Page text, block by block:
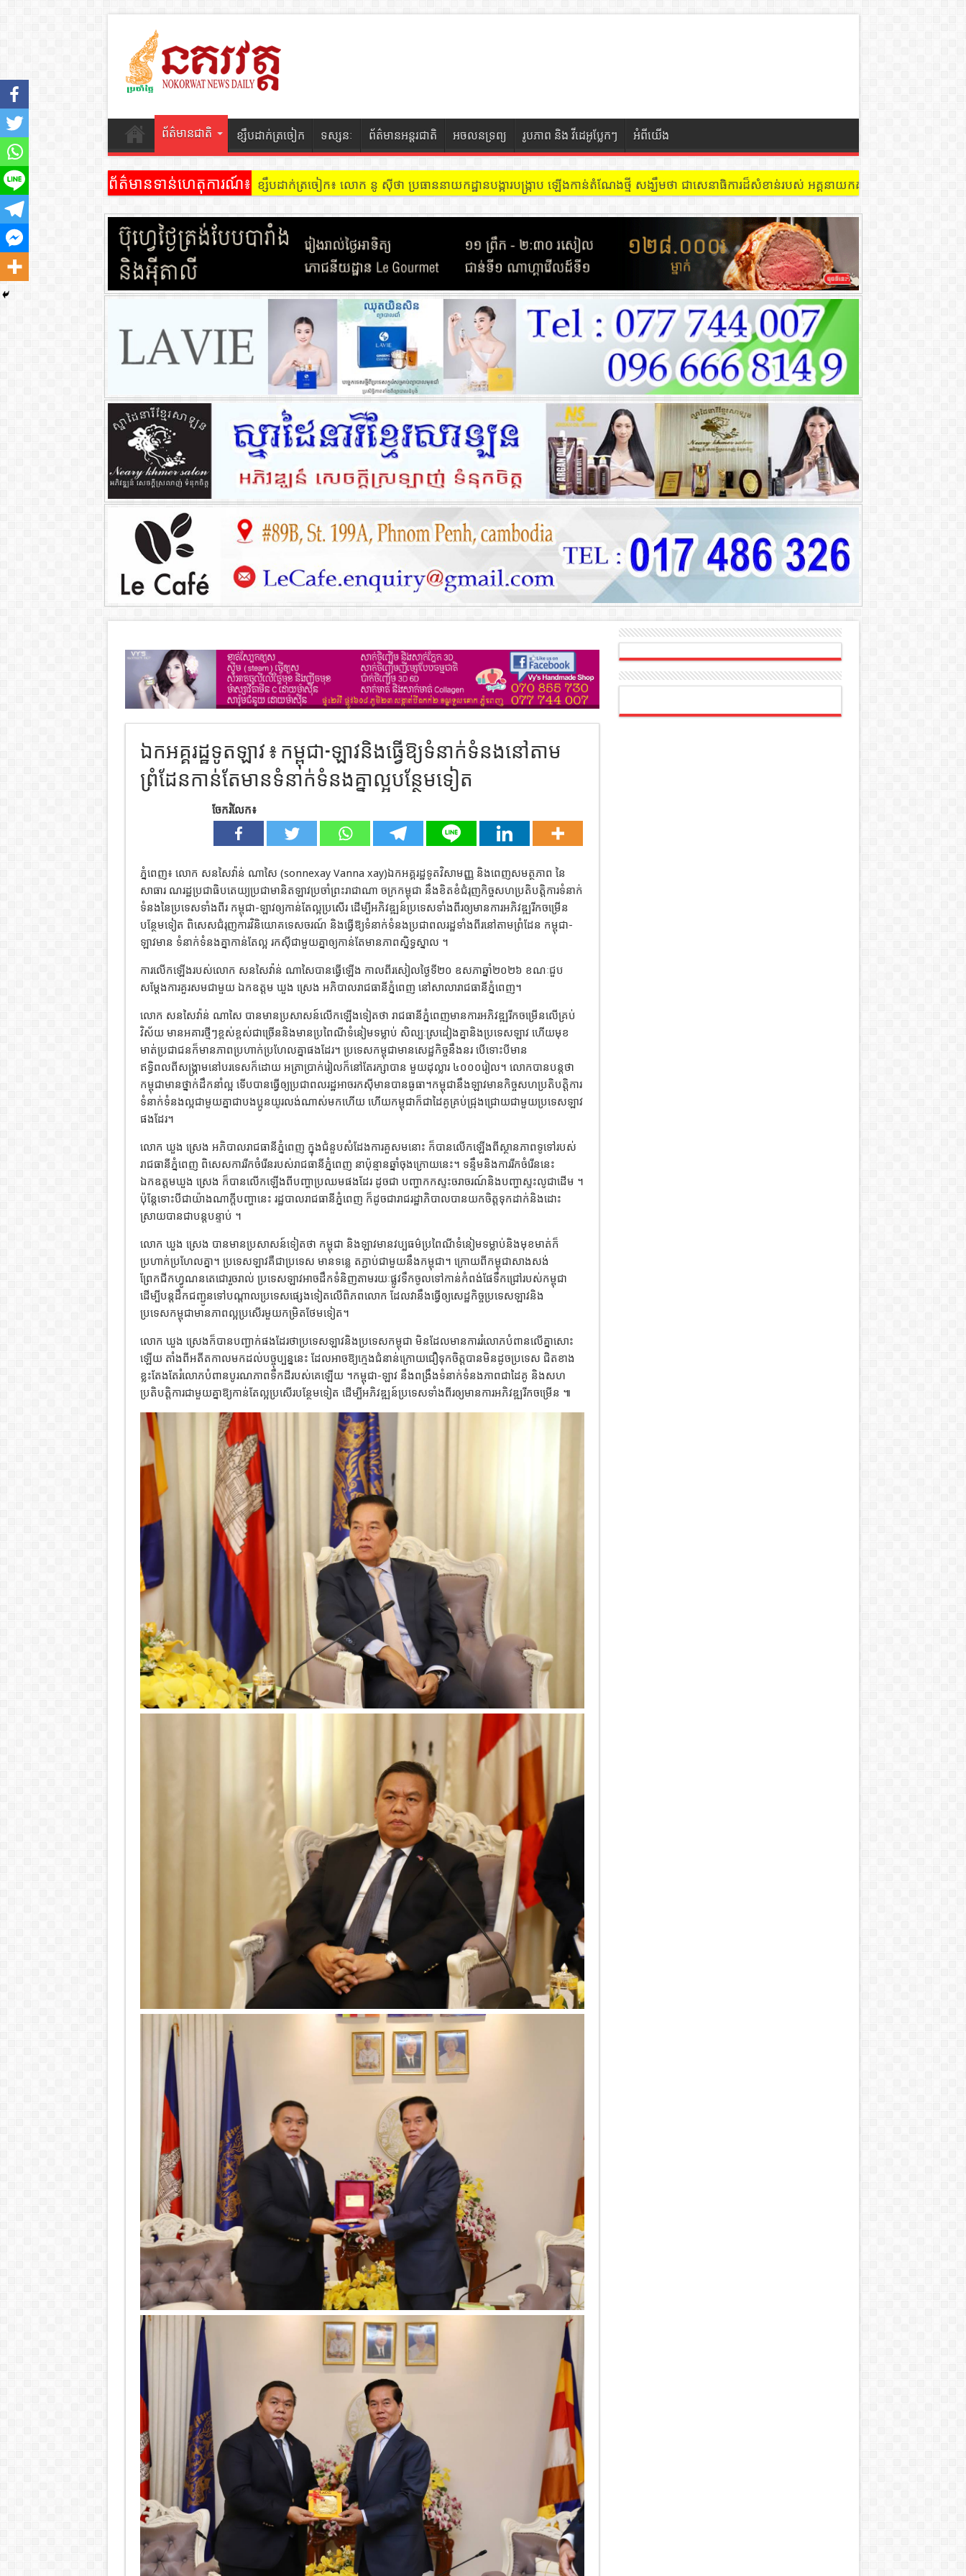
ព័ត៌មានជាតិ ខ្សឹបដាក់ត្រចៀក ទស្សនៈ ព័ត៌មានអន្តរជាតិ អចលនទ្រព្យ រូបភាព និង វីដេអូប្លែកៗ អំពីយើង
ព័ត៌មានទាន់ហេតុការណ៍៖ ខ្សឹបដាក់ត្រចៀក ៖ អគារ Sky 31 នៅខណ្ឌទួលគោក មានអ្នកជួលបន្ទប់បើកល្បែងសុីសង នៅជាន់ទី៩ បន្ទប់ ៩០២ !
ឯកអគ្គរដ្ឋទូតឡាវ ៖ កម្ពុជា-ឡាវនិងធ្វើឱ្យទំនាក់ទំនងនៅតាម
ព្រំដែនកាន់តែមានទំនាក់ទំនងគ្នាល្អបន្ថែមទៀត
ចែករំលែក៖
ភ្នំពេញ៖ លោក សនសៃវ៉ាន់ ណាសៃ (sonnexay Vanna xay)ឯកអគ្គរដ្ឋទូតវិសាមញ្ញ និងពេញសមត្ថភាព នៃ
សាធារ ណរដ្ឋប្រជាធិបតេយ្យប្រជាមានិតឡាវប្រចាំព្រះរាជាណា ចក្រកម្ពុជា នឹងខិតខំជំរុញកិច្ចសហប្រតិបត្តិការទំនាក់
ទំនងនៃប្រទេសទាំងពីរ កម្ពុជា-ឡាវឲ្យកាន់តែល្អប្រសើរ ដើម្បីអភិវឌ្ឍន៍ប្រទេសទាំងពីរឲ្យមានការអភិវឌ្ឍរីកចម្រើន
បន្ថែមទៀត ពិសេសជំរុញការវិនិយោគទេសចរណ៍ និងធ្វើឱ្យទំនាក់ទំនងប្រជាពលរដ្ឋទាំងពីរនៅតាមព្រំដែន កម្ពុជា-
ឡាវមាន ទំនាក់ទំនងគ្នាកាន់តែល្អ រកស៊ីជាមួយគ្នាឲ្យកាន់តែមានភាពស្និទ្ធស្នាល ។
ការលើកឡើងរបស់លោក សនសៃវ៉ាន់ ណាសៃបានធ្វើឡើង កាលពីរសៀលថ្ងៃទី២០ ឧសភាឆ្នាំ២០២៦ ខណៈជួប
សម្តែងការគួរសមជាមួយ ឯកឧត្តម ឃួង ស្រេង អភិបាលរាជធានីភ្នំពេញ នៅសាលារាជធានីភ្នំពេញ។
លោក សនសៃវ៉ាន់ ណាសៃ បានមានប្រសាសន៍លើកឡើងទៀតថា រាជធានីភ្នំពេញមានការអភិវឌ្ឍរីកចម្រើនលើគ្រប់
វិស័យ មានអគារថ្មីៗខ្ពស់ខ្ពស់ជាច្រើននិងមានប្រពៃណីទំនៀមទម្លាប់ សិល្បៈស្រដៀងគ្នានិងប្រទេសឡាវ ហើយមុខ
មាត់ប្រជាជនក៏មានភាពប្រហាក់ប្រហែលគ្នាផងដែរ។ ប្រទេសកម្ពុជាមានសេដ្ឋកិច្ចនឹងនរ បើទោះបីមាន
ឥទ្ធិពលពីសង្គ្រាមនៅបរទេសក៏ដោយ អត្រាប្រាក់រៀលក៏នៅតែរក្សាបាន មួយដុល្លារ ៤០០០រៀល។ លោកបានបន្តថា
កម្ពុជាមានថ្នាក់ដឹកនាំល្អ ទើបបានធ្វើឲ្យប្រជាពលរដ្ឋអាចរកស៊ីមានបានធូធា។កម្ពុជានឹងឡាវមានកិច្ចសហប្រតិបត្តិការ
ទំនាក់ទំនងល្អជាមួយគ្នាជាបងប្អូនយូរលង់ណាស់មកហើយ ហើយកម្ពុជាក៏ជាដៃគូគ្រប់ជ្រុងជ្រោយជាមួយប្រទេសឡាវ
ផងដែរ។
លោក ឃួង ស្រេង អភិបាលរាជធានីភ្នំពេញ ក្នុងជំនួបសំដែងការគួសមនោះ ក៏បានលើកឡើងពីស្ថានភាពទូទៅរបស់
រាជធានីភ្នំពេញ ពិសេសការរីកចំរើនរបស់រាជធានីភ្នំពេញ នាប៉ុន្មានឆ្នាំចុងក្រោយនេះ។ ទន្ទឹមនិងការរីកចំរើននេះ
ឯកឧត្ដមឃួង ស្រេង ក៏បានលើកឡើងពីបញ្ហាប្រឈមផងដែរ ដូចជា បញ្ហាកកស្ទះចរាចរណ៍និងបញ្ហាស្ទះលូជាដើម ។
ប៉ុន្តែទោះបីជាយ៉ាងណាក្តីបញ្ហានេះ រដ្ឋបាលរាជធានីភ្នំពេញ ក៏ដូចជារាជរដ្ឋាភិបាលបានយកចិត្តទុកដាក់និងដោះ
ស្រាយបានជាបន្តបន្ទាប់ ។
លោក ឃួង ស្រេង បានមានប្រសាសន៍ទៀតថា កម្ពុជា និងឡាវមានវប្បធម៌ប្រពៃណីទំនៀមទម្លាប់និងមុខមាត់ក៏
ប្រហាក់ប្រហែលគ្នា។ ប្រទេសឡាវគឺជាប្រទេស មានទន្លេ តភ្ជាប់ជាមួយនឹងកម្ពុជា។ ក្រោយពីកម្ពុជាសាងសង់
ព្រែកជីកហ្វូណនតេជោរួចរាល់ ប្រទេសឡាវអាចដឹកទំនិញតាមរយៈផ្លូវទឹកចូលទៅកាន់កំពង់ផែទឹកជ្រៅរបស់កម្ពុជា
ដើម្បីបន្តដឹកជញ្ជូនទៅបណ្ដាលប្រទេសផ្សេងទៀតលើពិភពលោក ដែលវានឹងធ្វើឲ្យសេដ្ឋកិច្ចប្រទេសឡាវនិង
ប្រទេសកម្ពុជាមានភាពល្អប្រសើរមួយកម្រិតថែមទៀត។
លោក ឃួង ស្រេងក៏បានបញ្ជាក់ផងដែរថាប្រទេសឡាវនិងប្រទេសកម្ពុជា មិនដែលមានការរំលោភបំពានលើគ្នាសោះ
ឡើយ តាំងពីអតីតកាលមកដល់បច្ចុប្បន្ននេះ ដែលអាចឱ្យក្មេងជំនាន់ក្រោយជឿទុកចិត្តបានមិនដូចប្រទេស ជិតខាង
ខ្លះតែងតែរំលោភបំពានបូរណភាពទឹកដីរបស់គេឡើយ ។កម្ពុជា-ឡាវ នឹងពង្រឹងទំនាក់ទំនងភាពជាដៃគូ និងសហ
ប្រតិបត្តិការជាមួយគ្នាឱ្យកាន់តែល្អប្រសើរបន្ថែមទៀត ដើម្បីអភិវឌ្ឍន៍ប្រទេសទាំងពីរឲ្យមានការអភិវឌ្ឍរីកចម្រើន ៕